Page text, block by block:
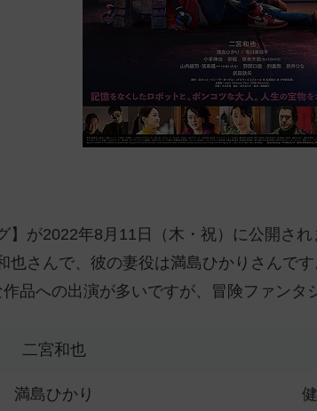
】が2022年8月11日（木・祝）に公開され
也さんで、彼の妻役は満島ひかりさんです
品への出演が多いですが、冒険ファンタ
二宮和也
満島ひかり